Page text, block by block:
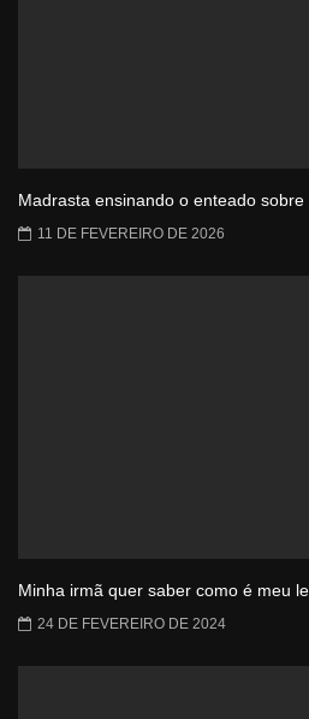
Madrasta ensinando o enteado
11 DE FEVEREIRO DE 2026
Minha irmã quer saber como é meu
24 DE FEVEREIRO DE 2024